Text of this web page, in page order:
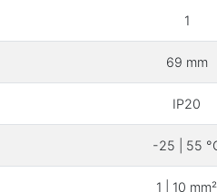
1
69 mm
IP20
-25 | 55
1 | 10 mm²